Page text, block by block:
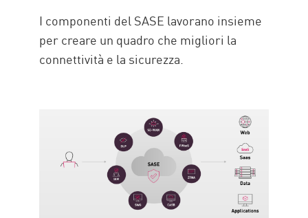
I componenti del SASE lavorano insieme
per creare un quadro che migliori la
connettività e la sicurezza.